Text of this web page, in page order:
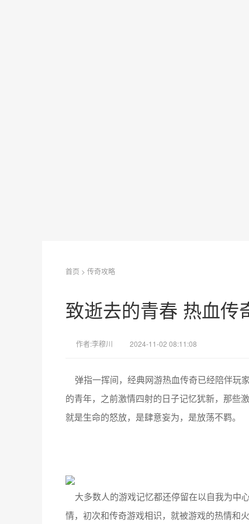
首页 > 传奇攻略
致逝去的青春 热血传
作者:李穆川 2024-11-02 08:11:08
弹指一挥间，经典网游热血传奇已经陪伴玩
的青年，之前激情四射的日子记忆犹新，那些
就是生命的怒放，是肆意妄为，是放荡不羁。
大多数人的游戏记忆都还停留在以自我为中
情，初次和传奇游戏相识，就被游戏的热情和